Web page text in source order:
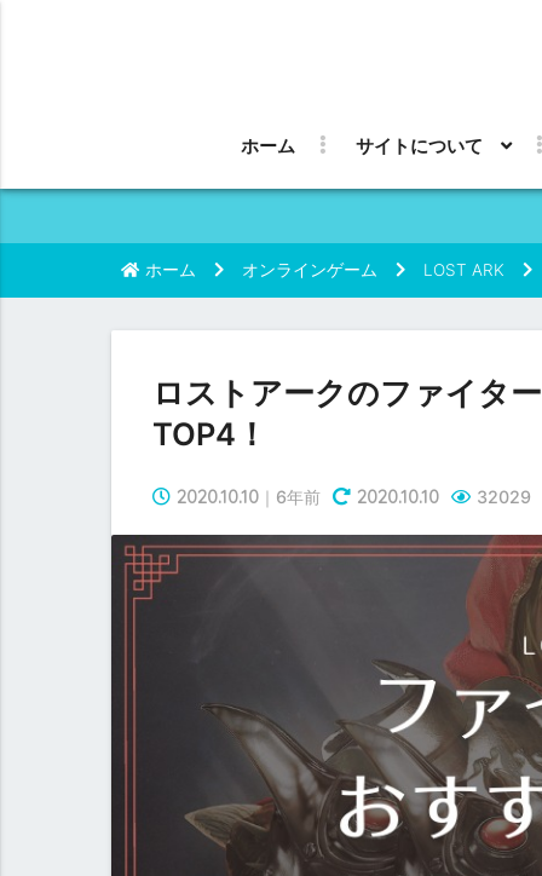
ホーム サイトについて
ホーム オンラインゲーム LOST ARK
ロストアークのファイタ
TOP4！
2020.10.10｜6年前 2020.10.10 32029